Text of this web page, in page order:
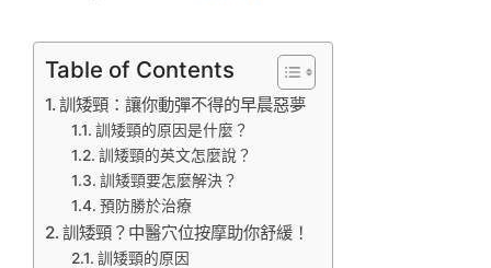
Table of Contents
訓矮頸：讓你動彈不得的早晨惡夢
訓矮頸的原因是什麼？
訓矮頸的英文怎麼說？
訓矮頸要怎麼解決？
預防勝於治療
訓矮頸？中醫穴位按摩助你舒緩！
訓矮頸的原因